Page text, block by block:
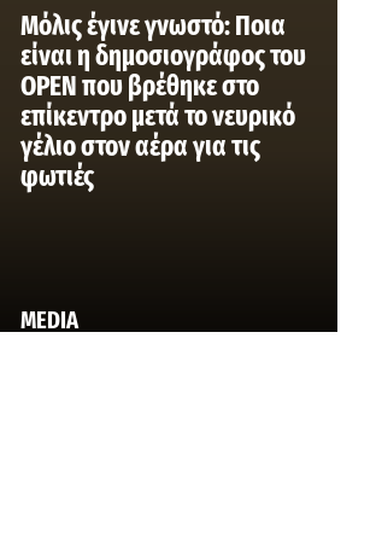
MEDIA
Μόλις έγινε γνωστό: Ποια
είναι η δημοσιογράφος του
OPEN που βρέθηκε στο
επίκεντρο μετά το νευρικό
γέλιο στον αέρα για τις
φωτιές